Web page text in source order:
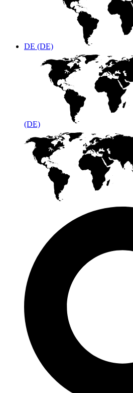
DE (DE)
(DE)